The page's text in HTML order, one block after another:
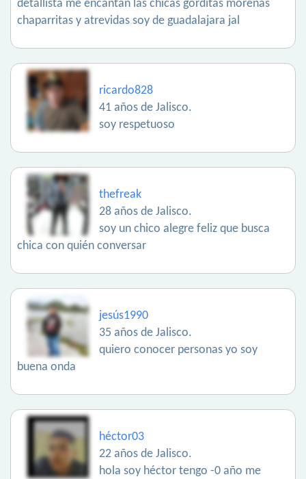
detallista me encantan las chicas gorditas morenas
chaparritas y atrevidas soy de guadalajara jal
ricardo828
41 años de Jalisco.
soy respetuoso
thefreak
28 años de Jalisco.
soy un chico alegre feliz que busca
chica con quién conversar
jesús1990
35 años de Jalisco.
quiero conocer personas yo soy
buena onda
héctor03
22 años de Jalisco.
hola soy héctor tengo -0 año me